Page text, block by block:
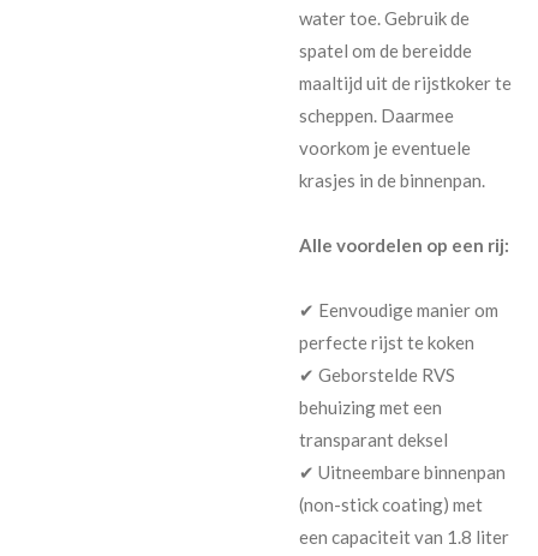
water toe. Gebruik de
spatel om de bereidde
maaltijd uit de rijstkoker te
scheppen. Daarmee
voorkom je eventuele
krasjes in de binnenpan.
Alle voordelen op een rij:
✔ Eenvoudige manier om
perfecte rijst te koken
✔ Geborstelde RVS
behuizing met een
transparant deksel
✔ Uitneembare binnenpan
(non-stick coating) met
een capaciteit van 1.8 liter